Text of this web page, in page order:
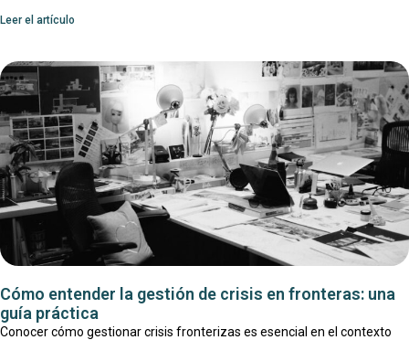
Leer el artículo
Cómo entender la gestión de crisis en fronteras: una
guía práctica
Conocer cómo gestionar crisis fronterizas es esencial en el contexto